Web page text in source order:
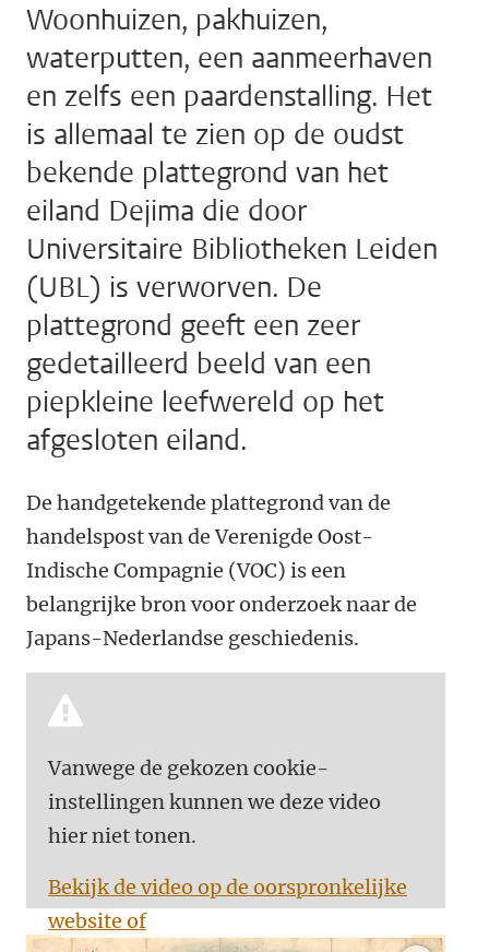
Woonhuizen, pakhuizen,
waterputten, een aanmeerhaven
en zelfs een paardenstalling. Het
is allemaal te zien op de oudst
bekende plattegrond van het
eiland Dejima die door
Universitaire Bibliotheken Leiden
(UBL) is verworven. De
plattegrond geeft een zeer
gedetailleerd beeld van een
piepkleine leefwereld op het
afgesloten eiland.
De handgetekende plattegrond van de
handelspost van de Verenigde Oost-
Indische Compagnie (VOC) is een
belangrijke bron voor onderzoek naar de
Japans-Nederlandse geschiedenis.
Vanwege de gekozen cookie-
instellingen kunnen we deze video
hier niet tonen.
Bekijk de video op de oorspronkelijke
website of